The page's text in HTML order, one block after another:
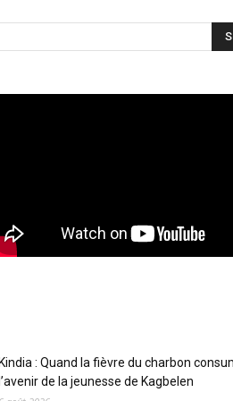
: Quand la fièvre du charbon
de la jeunesse de Kagbelen